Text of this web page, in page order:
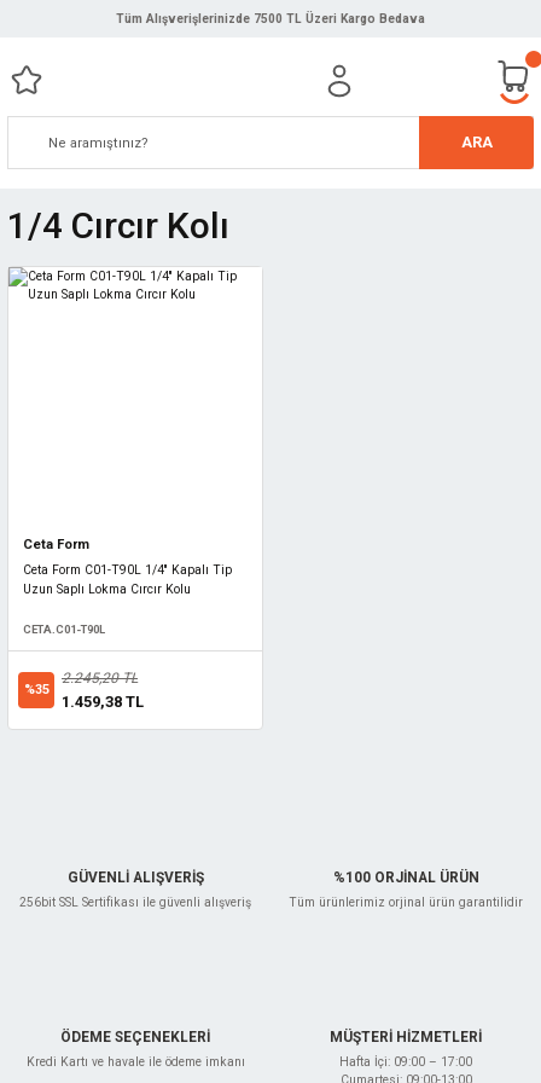
Tüm Alışverişlerinizde 7500 TL Üzeri Kargo Bedava
ARA
1/4 Cırcır Kolı
Ceta Form
Ceta Form C01-T90L 1/4'' Kapalı Tip
Uzun Saplı Lokma Cırcır Kolu
CETA.C01-T90L
%35
2.245,20 TL
1.459,38 TL
GÜVENLİ ALIŞVERİŞ
256bit SSL Sertifikası ile güvenli alışveriş
%100 ORJİNAL ÜRÜN
Tüm ürünlerimiz orjinal ürün garantilidir
ÖDEME SEÇENEKLERİ
Kredi Kartı ve havale ile ödeme imkanı
MÜŞTERİ HİZMETLERİ
Hafta İçi: 09:00 – 17:00
Cumartesi: 09:00-13:00